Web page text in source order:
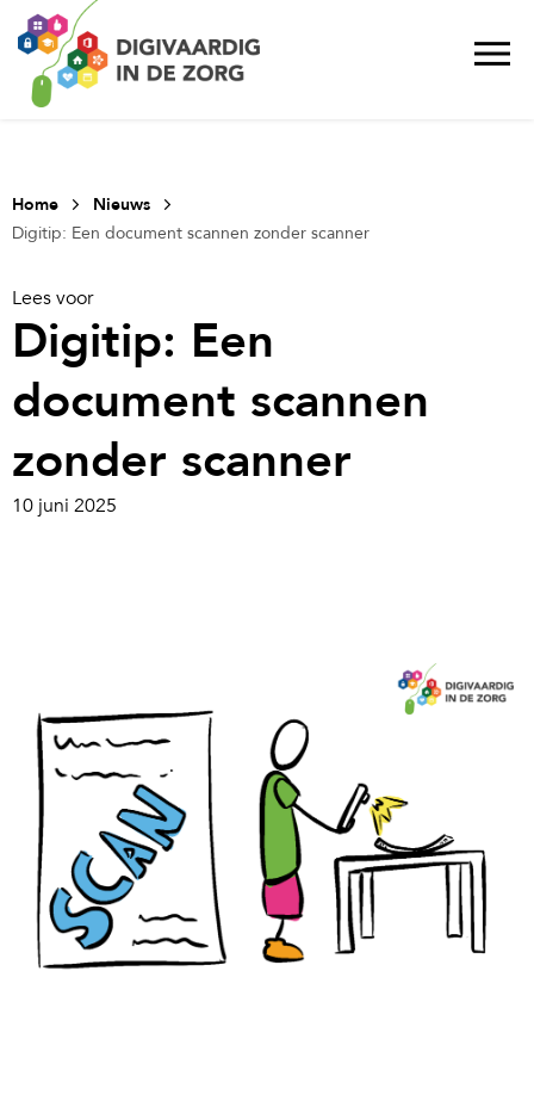
Home
Nieuws
Digitip: Een document scannen zonder scanner
Lees voor
Digitip: Een
document scannen
zonder scanner
10 juni 2025